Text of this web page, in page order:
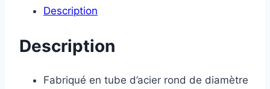
Description
Description
Fabriqué en tube d’acier rond de diamètre